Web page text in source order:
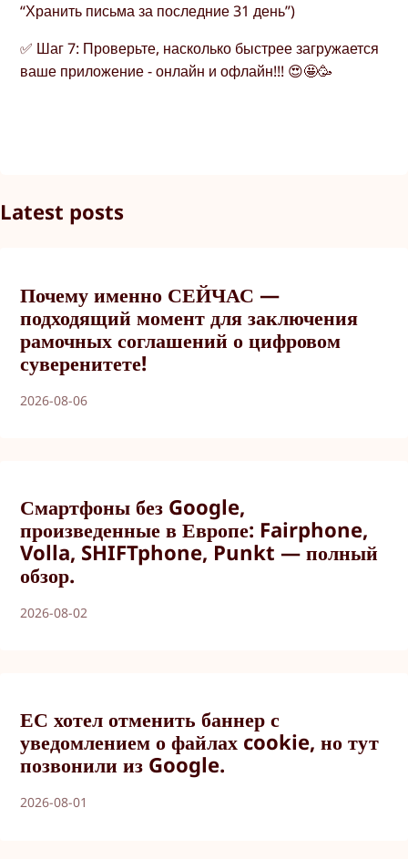
“Хранить письма за последние 31 день”)
✅ Шаг 7: Проверьте, насколько быстрее загружается
ваше приложение - онлайн и офлайн!!! 😍🤩🥳
Latest posts
Почему именно СЕЙЧАС —
подходящий момент для заключения
рамочных соглашений о цифровом
суверенитете!
2026-08-06
Смартфоны без Google,
произведенные в Европе: Fairphone,
Volla, SHIFTphone, Punkt — полный
обзор.
2026-08-02
ЕС хотел отменить баннер с
уведомлением о файлах cookie, но тут
позвонили из Google.
2026-08-01